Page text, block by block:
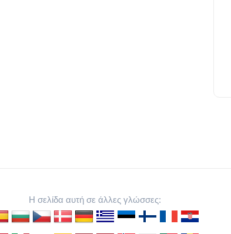
Η σελίδα αυτή σε άλλες γλώσσες: